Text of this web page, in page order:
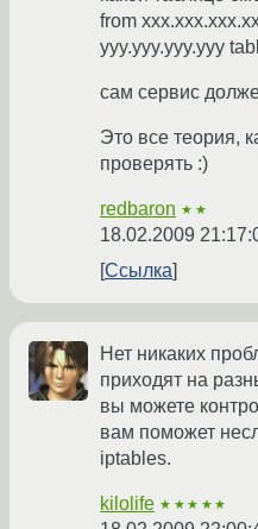
from
yyy.yyy.yyy.yyy
сам сервис
Это все теория,
проверять :)
redbaron ★★
18.02.2009
Ссылка
Нет никаких
приходят на
вы можете
вам поможет
iptables.
kilolife ★★★★★